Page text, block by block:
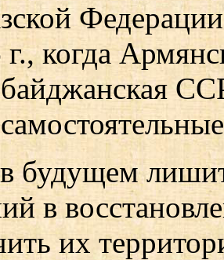
г., когда
будущем
в
их